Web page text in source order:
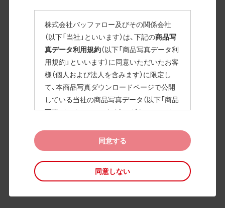
株式会社バッファロー及びその関係会社
（以下「当社」といいます）は、下記の商品写
真データ利用規約（以下「商品写真データ利
用規約」といいます）に同意いただいたお客
様（個人および法人を含みます）に限定し
て、本商品写真ダウンロードページで公開
している当社の商品写真データ（以下「商品
写真データ」といいます）のダウンロードお
また、当社は、下記のCAD図データ利用規約
（以下「CAD図データ利用規約」といいます）
に同意いただいたお客様に限定して、本CA
D図ダウンロードページで公開している当
いいます）の利用を許諾いたします。
同意する
同意しない
掲載データ「JPEG、PNG : 低解像度(RGBカラー)」 「EPS : 高
解像度(CMYKカラー)」
BBR-4HG
高画質画像